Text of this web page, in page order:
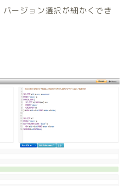
ージョン選択が細かくでき